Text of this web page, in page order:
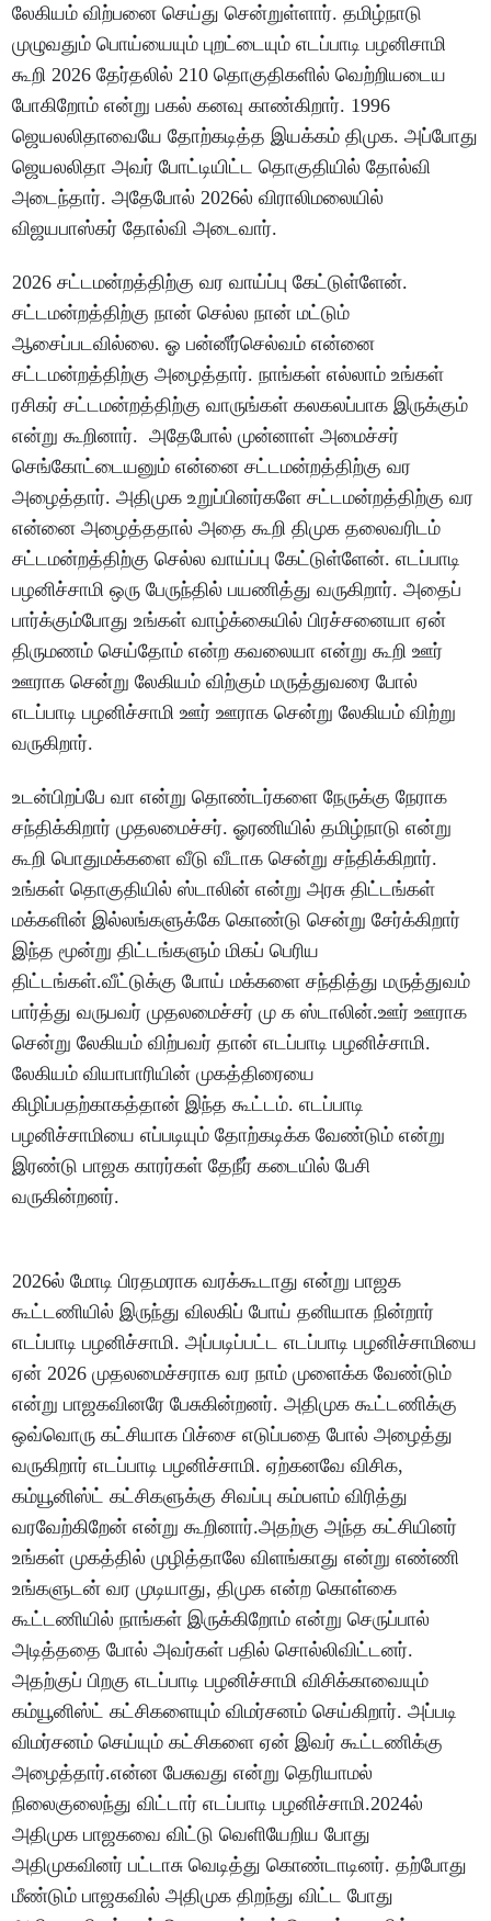
லேகியம் விற்பனை செய்து சென்றுள்ளார். தமிழ்நாடு
முழுவதும் பொய்யையும் புறட்டையும் எடப்பாடி பழனிசாமி
கூறி 2026 தேர்தலில் 210 தொகுதிகளில் வெற்றியடைய
போகிறோம் என்று பகல் கனவு காண்கிறார். 1996
ஜெயலலிதாவையே தோற்கடித்த இயக்கம் திமுக. அப்போது
ஜெயலலிதா அவர் போட்டியிட்ட தொகுதியில் தோல்வி
அடைந்தார். அதேபோல் 2026ல் விராலிமலையில்
விஜயபாஸ்கர் தோல்வி அடைவார்.
2026 சட்டமன்றத்திற்கு வர வாய்ப்பு கேட்டுள்ளேன்.
சட்டமன்றத்திற்கு நான் செல்ல நான் மட்டும்
ஆசைப்படவில்லை. ஓ பன்னீர்செல்வம் என்னை
சட்டமன்றத்திற்கு அழைத்தார். நாங்கள் எல்லாம் உங்கள்
ரசிகர் சட்டமன்றத்திற்கு வாருங்கள் கலகலப்பாக இருக்கும்
என்று கூறினார். அதேபோல் முன்னாள் அமைச்சர்
செங்கோட்டையனும் என்னை சட்டமன்றத்திற்கு வர
அழைத்தார். அதிமுக உறுப்பினர்களே சட்டமன்றத்திற்கு வர
என்னை அழைத்ததால் அதை கூறி திமுக தலைவரிடம்
சட்டமன்றத்திற்கு செல்ல வாய்ப்பு கேட்டுள்ளேன். எடப்பாடி
பழனிச்சாமி ஒரு பேருந்தில் பயணித்து வருகிறார். அதைப்
பார்க்கும்போது உங்கள் வாழ்க்கையில் பிரச்சனையா ஏன்
திருமணம் செய்தோம் என்ற கவலையா என்று கூறி ஊர்
ஊராக சென்று லேகியம் விற்கும் மருத்துவரை போல்
எடப்பாடி பழனிச்சாமி ஊர் ஊராக சென்று லேகியம் விற்று
வருகிறார்.
உடன்பிறப்பே வா என்று தொண்டர்களை நேருக்கு நேராக
சந்திக்கிறார் முதலமைச்சர். ஓரணியில் தமிழ்நாடு என்று
கூறி பொதுமக்களை வீடு வீடாக சென்று சந்திக்கிறார்.
உங்கள் தொகுதியில் ஸ்டாலின் என்று அரசு திட்டங்கள்
மக்களின் இல்லங்களுக்கே கொண்டு சென்று சேர்க்கிறார்
இந்த மூன்று திட்டங்களும் மிகப் பெரிய
திட்டங்கள்.வீட்டுக்கு போய் மக்களை சந்தித்து மருத்துவம்
பார்த்து வருபவர் முதலமைச்சர் மு க ஸ்டாலின்.ஊர் ஊராக
சென்று லேகியம் விற்பவர் தான் எடப்பாடி பழனிச்சாமி.
லேகியம் வியாபாரியின் முகத்திரையை
கிழிப்பதற்காகத்தான் இந்த கூட்டம். எடப்பாடி
பழனிச்சாமியை எப்படியும் தோற்கடிக்க வேண்டும் என்று
இரண்டு பாஜக காரர்கள் தேநீர் கடையில் பேசி
வருகின்றனர்.
2026ல் மோடி பிரதமராக வரக்கூடாது என்று பாஜக
கூட்டணியில் இருந்து விலகிப் போய் தனியாக நின்றார்
எடப்பாடி பழனிச்சாமி. அப்படிப்பட்ட எடப்பாடி பழனிச்சாமியை
ஏன் 2026 முதலமைச்சராக வர நாம் முளைக்க வேண்டும்
என்று பாஜகவினரே பேசுகின்றனர். அதிமுக கூட்டணிக்கு
ஒவ்வொரு கட்சியாக பிச்சை எடுப்பதை போல் அழைத்து
வருகிறார் எடப்பாடி பழனிச்சாமி. ஏற்கனவே விசிக,
கம்யூனிஸ்ட் கட்சிகளுக்கு சிவப்பு கம்பளம் விரித்து
வரவேற்கிறேன் என்று கூறினார்.அதற்கு அந்த கட்சியினர்
உங்கள் முகத்தில் முழித்தாலே விளங்காது என்று எண்ணி
உங்களுடன் வர முடியாது, திமுக என்ற கொள்கை
கூட்டணியில் நாங்கள் இருக்கிறோம் என்று செருப்பால்
அடித்ததை போல் அவர்கள் பதில் சொல்லிவிட்டனர்.
அதற்குப் பிறகு எடப்பாடி பழனிச்சாமி விசிக்காவையும்
கம்யூனிஸ்ட் கட்சிகளையும் விமர்சனம் செய்கிறார். அப்படி
விமர்சனம் செய்யும் கட்சிகளை ஏன் இவர் கூட்டணிக்கு
அழைத்தார்.என்ன பேசுவது என்று தெரியாமல்
நிலைகுலைந்து விட்டார் எடப்பாடி பழனிச்சாமி.2024ல்
அதிமுக பாஜகவை விட்டு வெளியேறிய போது
அதிமுகவினர் பட்டாசு வெடித்து கொண்டாடினர். தற்போது
மீண்டும் பாஜகவில் அதிமுக திறந்து விட்ட போது